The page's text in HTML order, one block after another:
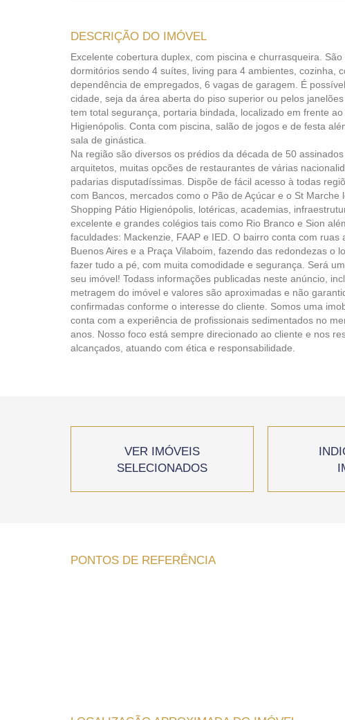
DESCRIÇÃO DO IMÓVEL
Excelente cobertura duplex, com piscina e churrasqueira. São
dormitórios sendo 4 suítes, living para 4 ambientes, cozinha,
dependência de empregados, 6 vagas de garagem. É
cidade, seja da área aberta do piso superior ou pelos
tem total segurança, portaria bindada, localizado em frente ao
Higienópolis. Conta com piscina, salão de jogos e de festa
sala de ginástica.
Na região são diversos os prédios da década de 50
arquitetos, muitas opcões de restaurantes de várias
padarias disputadíssimas. Dispõe de fácil acesso à todas
com Bancos, mercados como o Pão de Açúcar e o St Marche
Shopping Pátio Higienópolis, lotéricas, academias,
excelente e grandes colégios tais como Rio Branco e Sion
faculdades: Mackenzie, FAAP e IED. O bairro conta com ruas
Buenos Aires e a Praça Vilaboim, fazendo das redondezas o
fazer tudo a pé, com muita comodidade e segurança. Será
seu imóvel! Todass informações publicadas neste anúncio,
metragem do imóvel e valores são aproximadas e não
confirmadas conforme o interesse do cliente. Somos uma
conta com a experiência de profissionais sedimentados no
anos. Nosso foco está sempre direcionado ao cliente e nos
alcançados, atuando com ética e responsabilidade.
VER IMÓVEIS
SELECIONADOS
PONTOS DE REFERÊNCIA